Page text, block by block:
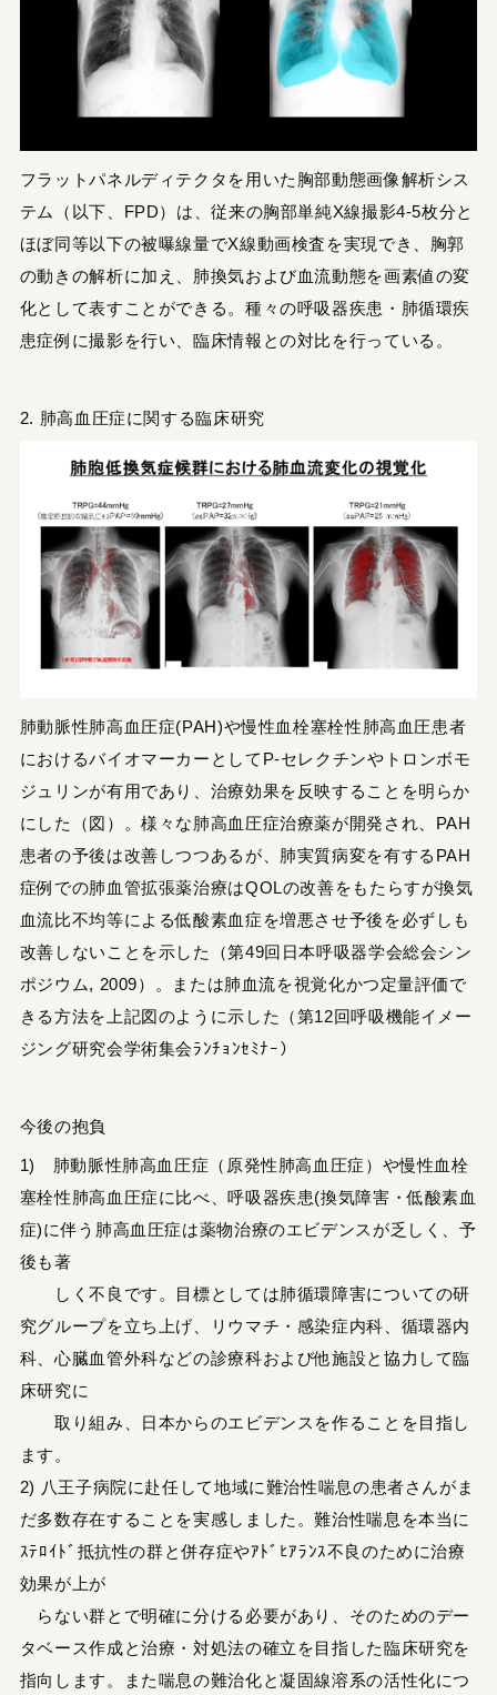
フラットパネルディテクタを用いた胸部動態画像解析シス
テム（以下、FPD）は、従来の胸部単純X線撮影4-5枚分と
ほぼ同等以下の被曝線量でX線動画検査を実現でき、胸郭
の動きの解析に加え、肺換気および血流動態を画素値の変
化として表すことができる。種々の呼吸器疾患・肺循環疾
患症例に撮影を行い、臨床情報との対比を行っている。
2. 肺高血圧症に関する臨床研究
肺動脈性肺高血圧症(PAH)や慢性血栓塞栓性肺高血圧患者
におけるバイオマーカーとしてP-セレクチンやトロンボモ
ジュリンが有用であり、治療効果を反映することを明らか
にした（図）。様々な肺高血圧症治療薬が開発され、PAH
患者の予後は改善しつつあるが、肺実質病変を有するPAH
症例での肺血管拡張薬治療はQOLの改善をもたらすが換気
血流比不均等による低酸素血症を増悪させ予後を必ずしも
改善しないことを示した（第49回日本呼吸器学会総会シン
ポジウム, 2009）。または肺血流を視覚化かつ定量評価で
きる方法を上記図のように示した（第12回呼吸機能イメー
ジング研究会学術集会ﾗﾝﾁｮﾝｾﾐﾅｰ）
今後の抱負
1) 肺動脈性肺高血圧症（原発性肺高血圧症）や慢性血栓
塞栓性肺高血圧症に比べ、呼吸器疾患(換気障害・低酸素血
症)に伴う肺高血圧症は薬物治療のエビデンスが乏しく、予
後も著
しく不良です。目標としては肺循環障害についての研
究グループを立ち上げ、リウマチ・感染症内科、循環器内
科、心臓血管外科などの診療科および他施設と協力して臨
床研究に
取り組み、日本からのエビデンスを作ることを目指し
ます。
2) 八王子病院に赴任して地域に難治性喘息の患者さんがま
だ多数存在することを実感しました。難治性喘息を本当に
ｽﾃﾛｲﾄﾞ抵抗性の群と併存症やｱﾄﾞﾋｱﾗﾝｽ不良のために治療
効果が上が
らない群とで明確に分ける必要があり、そのためのデー
タベース作成と治療・対処法の確立を目指した臨床研究を
指向します。また喘息の難治化と凝固線溶系の活性化につ